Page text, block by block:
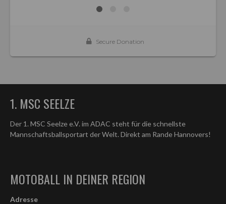
1. MSC SEELZE
Der 1. MSC Seelze e.V. im ADAC steht für die schnellste
Mannschaftsballsportart der Welt. Direkt am Rande Hannovers!
MOTOBALL IN DEINER REGION
Adresse